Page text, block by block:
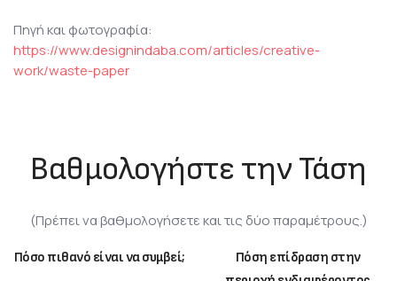
Πηγή και φωτογραφία:
https://www.designindaba.com/articles/creative-
work/waste-paper
Βαθμολογήστε την Τάση
(Πρέπει να βαθμολογήσετε και τις δύο παραμέτρους.)
Πόσο πιθανό είναι να συμβεί;
Πόση επίδραση στην